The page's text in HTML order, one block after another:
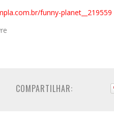
com.br/funny-planet__219559
COMPARTILHAR: